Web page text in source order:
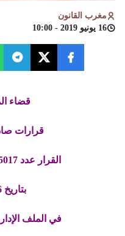
مغرب القانون
16 يونيو 2019 - 10:00
قضاء
قرارات
القرار عدد 5017 الصادر بجميع الغرف
بتاريخ 6 دجنبر 2010
في الملف